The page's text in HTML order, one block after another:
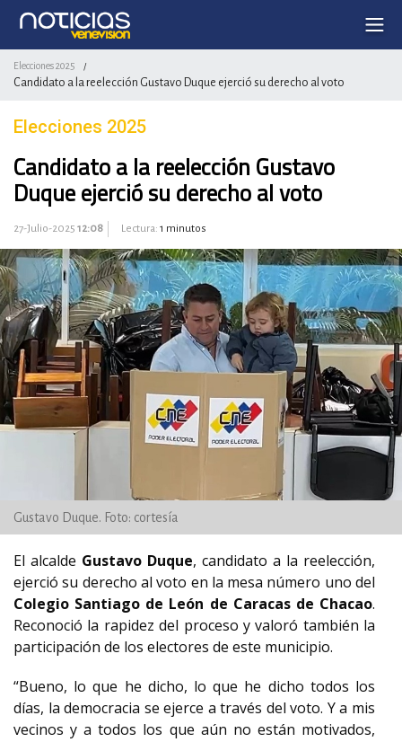
Elecciones 2025 /
Candidato a la reelección Gustavo Duque ejerció su derecho al voto
Elecciones 2025
Candidato a la reelección Gustavo
Duque ejerció su derecho al voto
27-Julio-2025 12:08 Lectura: 1 minutos
Gustavo Duque. Foto: cortesía
El alcalde Gustavo Duque, candidato a la reelección,
ejerció su derecho al voto en la mesa número uno del
Colegio Santiago de León de Caracas de Chacao.
Reconoció la rapidez del proceso y valoró también la
participación de los electores de este municipio.
“Bueno, lo que he dicho, lo que he dicho todos los
días, la democracia se ejerce a través del voto. Y a mis
vecinos y a todos los que aún no están motivados,